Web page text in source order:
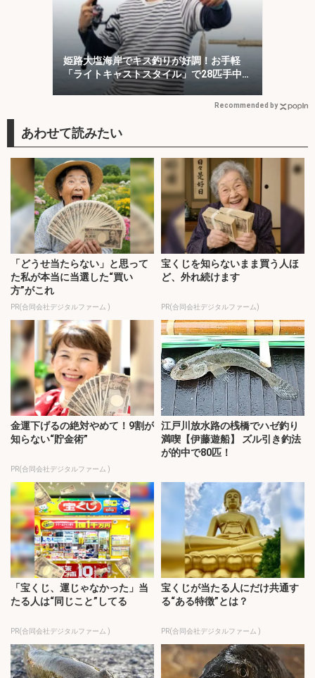
姫路大塩海岸でキス釣りが好調！お手軽
「ライトキャストスタイル」で28匹手中
Recommended by
「どうせ当たらない」と思って
た私が本当に当選した“買い
方”がこれ
PR(合同会社デジタルファーム )
宝くじを知らないまま買う人ほ
ど、外れ続けます
PR(合同会社デジタルファーム)
金運下げるの絶対やめて！9割が
知らない“貯金術”
PR(合同会社デジタルファーム )
江戸川放水路の桟橋でハゼ釣り
満喫【伊藤遊船】 ズル引き釣法
が的中で80匹！
「宝くじ、運じゃなかった」当
たる人は“同じこと”してる
PR(合同会社デジタルファーム )
宝くじが当たる人にだけ共通す
る“ある特徴”とは？
PR(合同会社デジタルファーム )